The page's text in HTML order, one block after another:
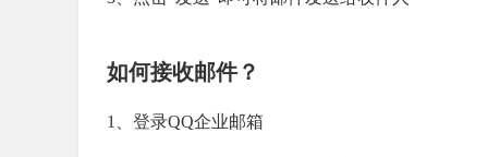
如何接收邮件？
1、登录QQ企业邮箱